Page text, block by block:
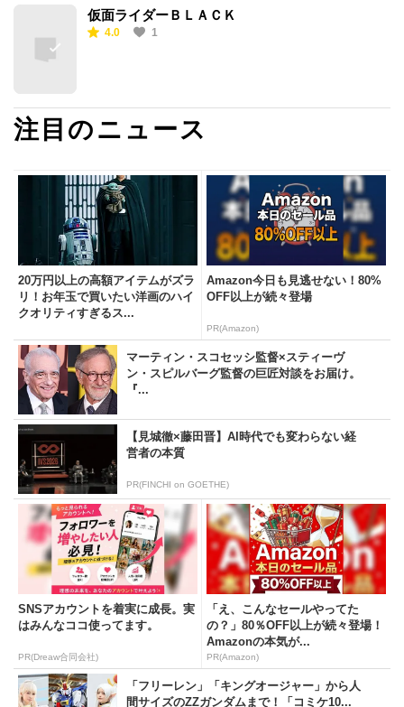
仮面ライダーＢＬＡＣＫ
4.0 1
注目のニュース
20万円以上の高額アイテムがズラ
リ！お年玉で買いたい洋画のハイ
クオリティすぎるス...
Amazon今日も見逃せない！80%
OFF以上が続々登場
PR(Amazon)
マーティン・スコセッシ監督×スティーヴ
ン・スピルバーグ監督の巨匠対談をお届け。
『...
【見城徹×藤田晋】AI時代でも変わらない経
営者の本質
PR(FINCHI on GOETHE)
SNSアカウントを着実に成長。実
はみんなココ使ってます。
PR(Dreaw合同会社)
「え、こんなセールやってた
の？」80％OFF以上が続々登場！
Amazonの本気が...
PR(Amazon)
「フリーレン」「キングオージャー」から人
間サイズのZZガンダムまで！「コミケ10...